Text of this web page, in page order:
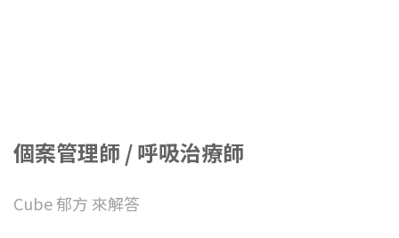
個案管理師 / 呼吸治療師
Cube 郁方 來解答